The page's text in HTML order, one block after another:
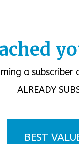
a
ALREADY
BEST